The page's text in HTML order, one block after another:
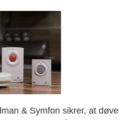
& Symfon sikrer, at døve